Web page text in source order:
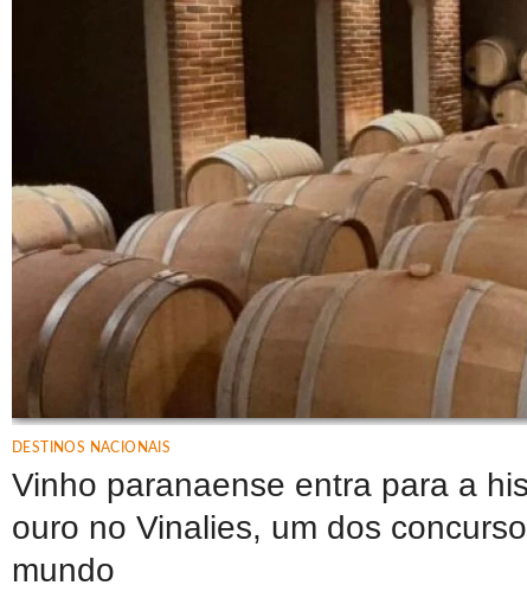
DESTINOS NACIONAIS
Vinho paranaense entra para a
ouro no Vinalies, um dos
mundo